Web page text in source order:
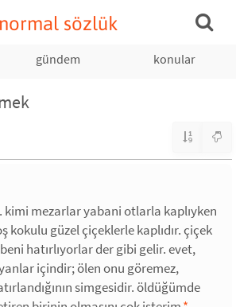
normal sözlük
gündem konular
kimi mezarlar yabani otlarla kaplıyken
kokulu güzel çiçeklerle kaplıdır. çiçek
hatırlıyorlar der gibi gelir. evet,
içindir; ölen onu göremez,
simgesidir. öldüğümde